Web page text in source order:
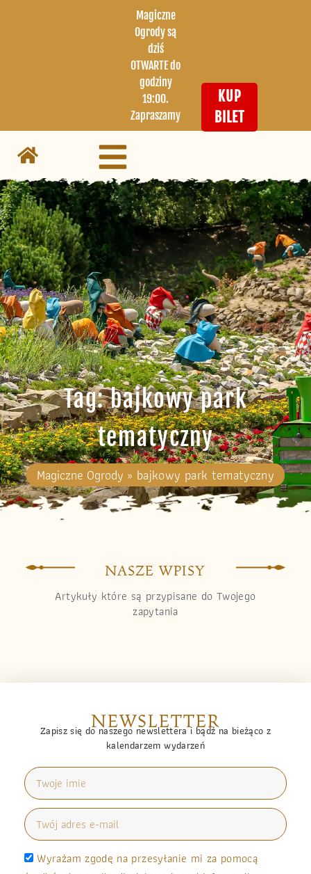
Magiczne
Ogrody są
dziś
OTWARTE do
godziny
19:00.
Zapraszamy
KUP
BILET
Tag: bajkowy park
tematyczny
Magiczne Ogrody » bajkowy park tematyczny
NASZE WPISY
Artykuły które są przypisane do Twojego
zapytania
NEWSLETTER
Zapisz się do naszego newslettera i bądź na bieżąco z
kalendarzem wydarzeń
Wyrażam zgodę na przesyłanie mi za pomocą